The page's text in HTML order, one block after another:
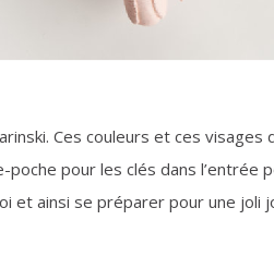
Ces couleurs et ces visages
pour les clés dans l’entrée
et ainsi se préparer pour une joli